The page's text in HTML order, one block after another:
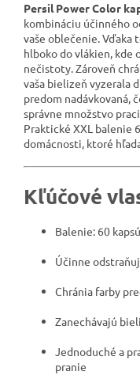
Persil Power Color
kombináciu účinného
vaše oblečenie. Vďaka
hlboko do vlákien, kde
nečistoty. Zároveň
vaša bielizeň vyzerala
predom nadávkovaná,
správne množstvo
Praktické XXL balenie
domácnosti, ktoré
Kľúčové
Balenie: 60
Účinne
Chránia farby
Zanechávajú
Jednoduché a
pranie